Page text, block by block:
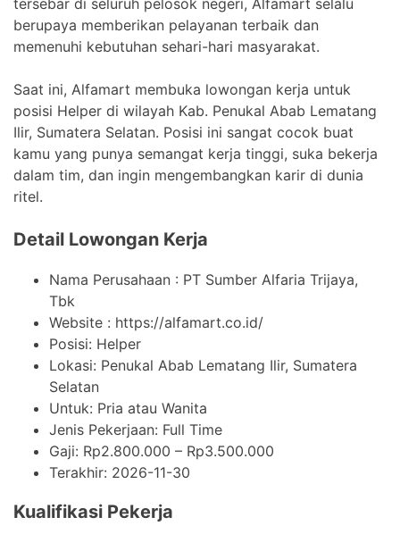
berupaya memberikan pelayanan terbaik dan
memenuhi kebutuhan sehari-hari masyarakat.
Saat ini, Alfamart membuka lowongan kerja untuk
posisi Helper di wilayah Kab. Penukal Abab Lematang
Ilir, Sumatera Selatan. Posisi ini sangat cocok buat
kamu yang punya semangat kerja tinggi, suka bekerja
dalam tim, dan ingin mengembangkan karir di dunia
ritel.
Detail Lowongan Kerja
Nama Perusahaan : PT Sumber Alfaria Trijaya,
Tbk
Website : https://alfamart.co.id/
Posisi: Helper
Lokasi: Penukal Abab Lematang Ilir, Sumatera
Selatan
Untuk: Pria atau Wanita
Jenis Pekerjaan: Full Time
Gaji: Rp2.800.000 – Rp3.500.000
Terakhir: 2026-11-30
Kualifikasi Pekerja